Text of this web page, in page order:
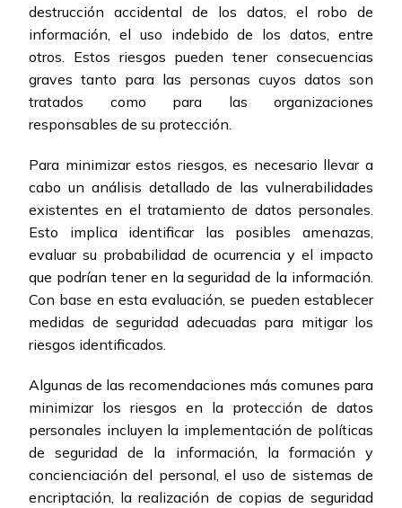
destrucción accidental de los datos, el robo de
información, el uso indebido de los datos, entre
otros. Estos riesgos pueden tener consecuencias
graves tanto para las personas cuyos datos son
tratados como para las organizaciones
responsables de su protección.
Para minimizar estos riesgos, es necesario llevar a
cabo un análisis detallado de las vulnerabilidades
existentes en el tratamiento de datos personales.
Esto implica identificar las posibles amenazas,
evaluar su probabilidad de ocurrencia y el impacto
que podrían tener en la seguridad de la información.
Con base en esta evaluación, se pueden establecer
medidas de seguridad adecuadas para mitigar los
riesgos identificados.
Algunas de las recomendaciones más comunes para
minimizar los riesgos en la protección de datos
personales incluyen la implementación de políticas
de seguridad de la información, la formación y
concienciación del personal, el uso de sistemas de
encriptación, la realización de copias de seguridad